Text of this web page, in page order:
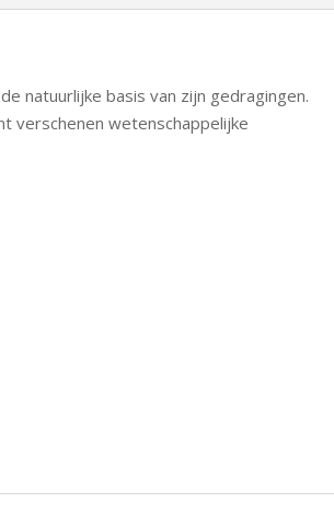
natuurlijke basis van zijn gedragingen.
verschenen wetenschappelijke